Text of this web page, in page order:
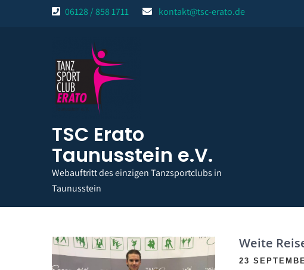
06128 / 858 1711 kontakt@tsc-erato.de
TSC Erato
Taunusstein e.V.
Webauftritt des einzigen Tanzsportclubs in
Taunusstein
Weite
23